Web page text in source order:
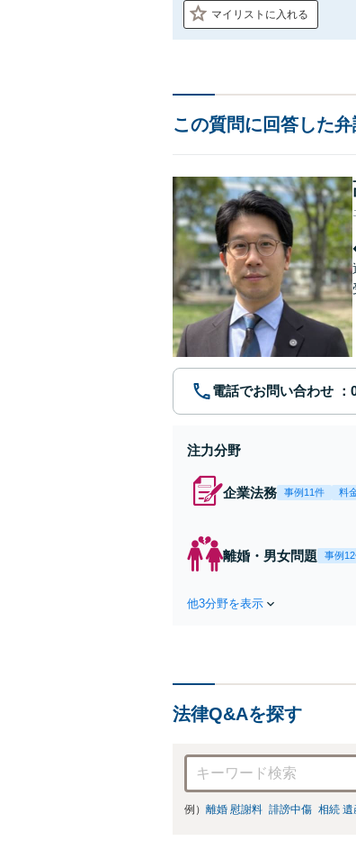
マイリストに入れる
この質問に回答した
電話でお問い合わせ
注力分野
企業法務 事例11件 料
離婚・男女問題 事例
他3分野を表示
法律Q&Aを探す
例） 離婚 慰謝料 誹謗中傷 相続 遺